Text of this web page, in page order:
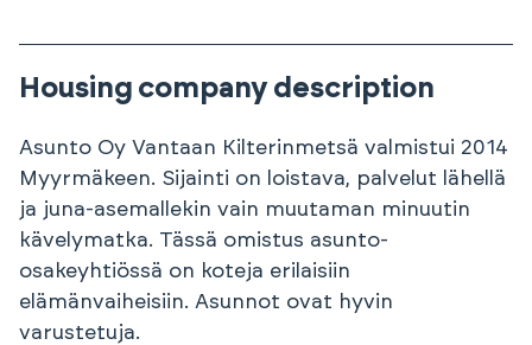
Housing company description
Asunto Oy Vantaan Kilterinmetsä valmistui 2014
Myyrmäkeen. Sijainti on loistava, palvelut lähellä
ja juna-asemallekin vain muutaman minuutin
kävelymatka. Tässä omistus asunto-
osakeyhtiössä on koteja erilaisiin
elämänvaiheisiin. Asunnot ovat hyvin
varustetuja.